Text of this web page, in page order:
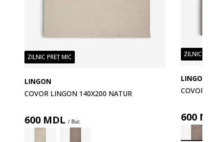
ZILNIC PREȚ MIC
LINGON
COVOR LINGON 140X200 NATUR
600MDL / Buc
ZILNIC PREȚ
LINGON
COVOR
600